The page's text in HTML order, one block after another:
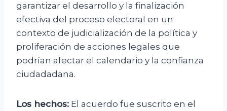
garantizar el desarrollo y la finalización
efectiva del proceso electoral en un
contexto de judicialización de la política y
proliferación de acciones legales que
podrían afectar el calendario y la confianza
ciudadadana.
Los hechos: El acuerdo fue suscrito en el